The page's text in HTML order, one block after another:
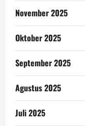
November 2025
Oktober 2025
September 2025
Agustus 2025
Juli 2025